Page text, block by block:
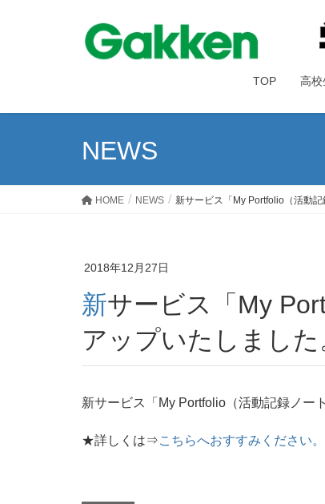
TOP 高校
NEWS
HOME NEWS 新サービス「My Portfolio（活動記
2018年12月27日
新サービス「My Portfolio（活動記録ノート）」を
アップいたしました
新サービス「My Portfolio（活動記録ノー
★詳しくは⇒こちらへおすすみください。